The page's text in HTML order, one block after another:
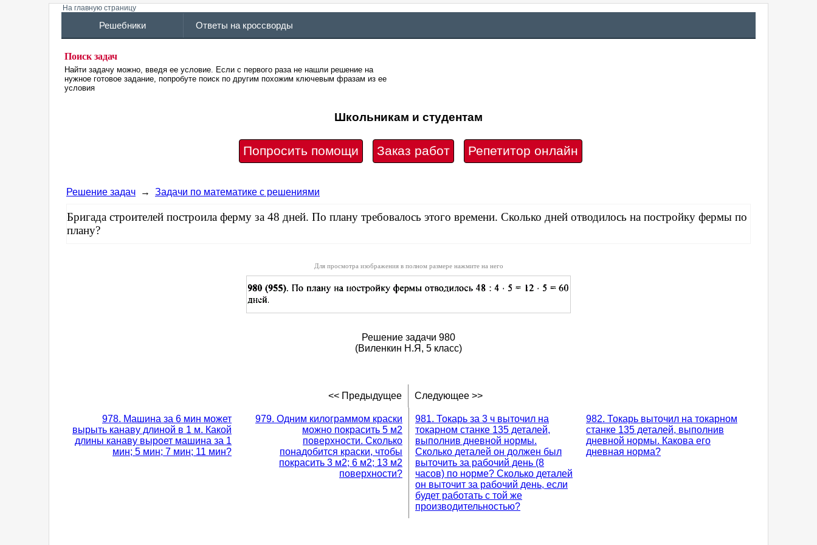
На главную страницу
Решебники Ответы на кроссворды
Поиск задач
Найти задачу можно, введя ее условие. Если с первого раза не нашли решение на
нужное готовое задание, попробуте поиск по другим похожим ключевым фразам из ее
условия
Школьникам и студентам
Попросить помощи Заказ работ Репетитор онлайн
Решение задач → Задачи по математике с решениями
Бригада строителей построила ферму за 48 дней. По плану требовалось этого времени. Сколько дней отводилось на постройку фермы по
плану?
Для просмотра изображения в полном размере нажмите на него
Решение задачи 980
(Виленкин Н.Я, 5 класс)
<< Предыдущее Следующее >>
978. Машина за 6 мин может
вырыть канаву длиной в 1 м. Какой
длины канаву выроет машина за 1
мин; 5 мин; 7 мин; 11 мин?
979. Одним килограммом краски
можно покрасить 5 м2
поверхности. Сколько
понадобится краски, чтобы
покрасить 3 м2; 6 м2; 13 м2
поверхности?
981. Токарь за 3 ч выточил на
токарном станке 135 деталей,
выполнив дневной нормы.
Сколько деталей он должен был
выточить за рабочий день (8
часов) по норме? Сколько деталей
он выточит за рабочий день, если
будет работать с той же
производительностью?
982. Токарь выточил на токарном
станке 135 деталей, выполнив
дневной нормы. Какова его
дневная норма?